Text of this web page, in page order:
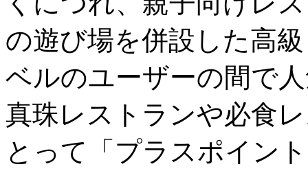
の遊び場を併設した高
ベルのユーザーの間で
真珠レストランや必食
とって「プラスポイン